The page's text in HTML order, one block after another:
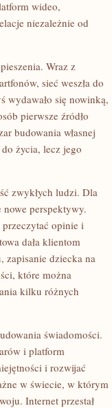
wideo,
niezależnie od
Wraz z
sieć weszła do
wydawało się nowinką,
pierwsze źródło
budowania własnej
życia, lecz jego
zwykłych ludzi. Dla
nowe perspektywy.
przeczytać opinie i
dała klientom
zapisanie dziecka na
które można
kilku różnych
świadomości.
i platform
i rozwijać
w świecie, w którym
Internet przestał